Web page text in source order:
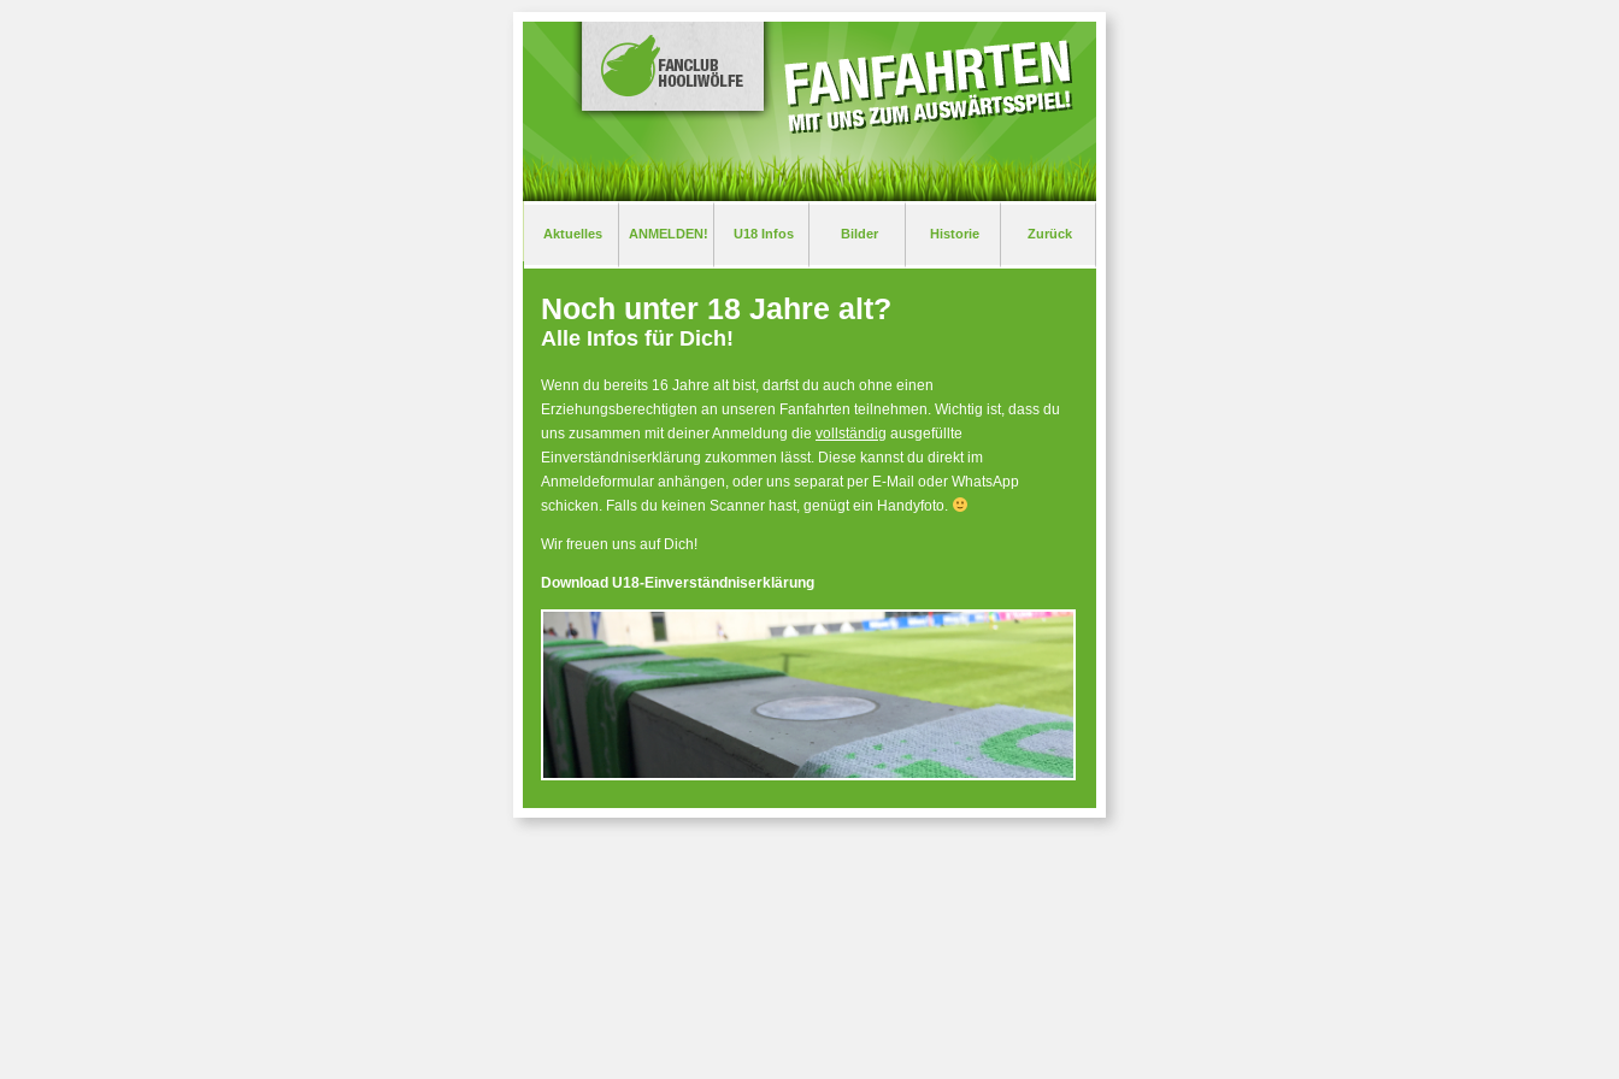
Zurück
Historie
Bilder
U18 Infos
ANMELDEN!
Aktuelles
Noch unter 18 Jahre alt?
Alle Infos für Dich!
Wenn du bereits 16 Jahre alt bist, darfst du auch ohne einen
Erziehungsberechtigten an unseren Fanfahrten teilnehmen. Wichtig ist, dass du
uns zusammen mit deiner Anmeldung die vollständig ausgefüllte
Einverständniserklärung zukommen lässt. Diese kannst du direkt im
Anmeldeformular anhängen, oder uns separat per E-Mail oder WhatsApp
schicken. Falls du keinen Scanner hast, genügt ein Handyfoto.
Wir freuen uns auf Dich!
Download U18-Einverständniserklärung